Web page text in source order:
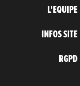
L'EQUIPE
INFOS SITE
RGPD